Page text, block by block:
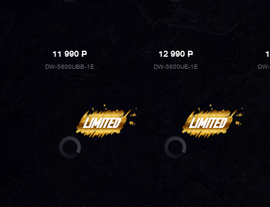
11 990P
DW-5600UBB-1E
12 990P
DW-5600UE-1E